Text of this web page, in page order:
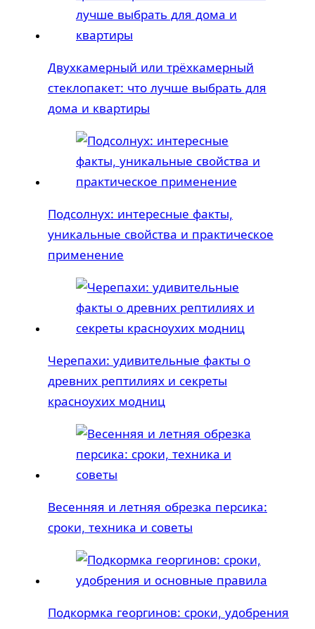
Двухкамерный или трёхкамерный
стеклопакет: что лучше выбрать для
дома и квартиры
Подсолнух: интересные факты,
уникальные свойства и практическое
применение
Черепахи: удивительные факты о
древних рептилиях и секреты
красноухих модниц
Весенняя и летняя обрезка персика:
сроки, техника и советы
Подкормка георгинов: сроки, удобрения